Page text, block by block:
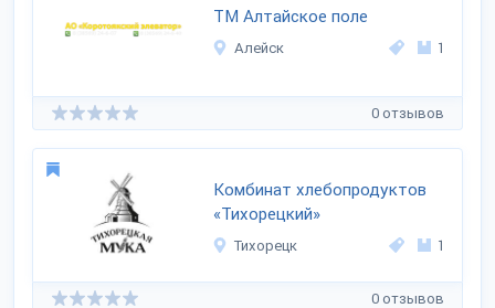
ТМ Алтайское поле
Алейск 1
0 отзывов
Комбинат хлебопродуктов
«Тихорецкий»
Тихорецк 1
0 отзывов